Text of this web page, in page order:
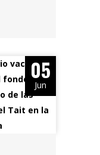
05
Jun